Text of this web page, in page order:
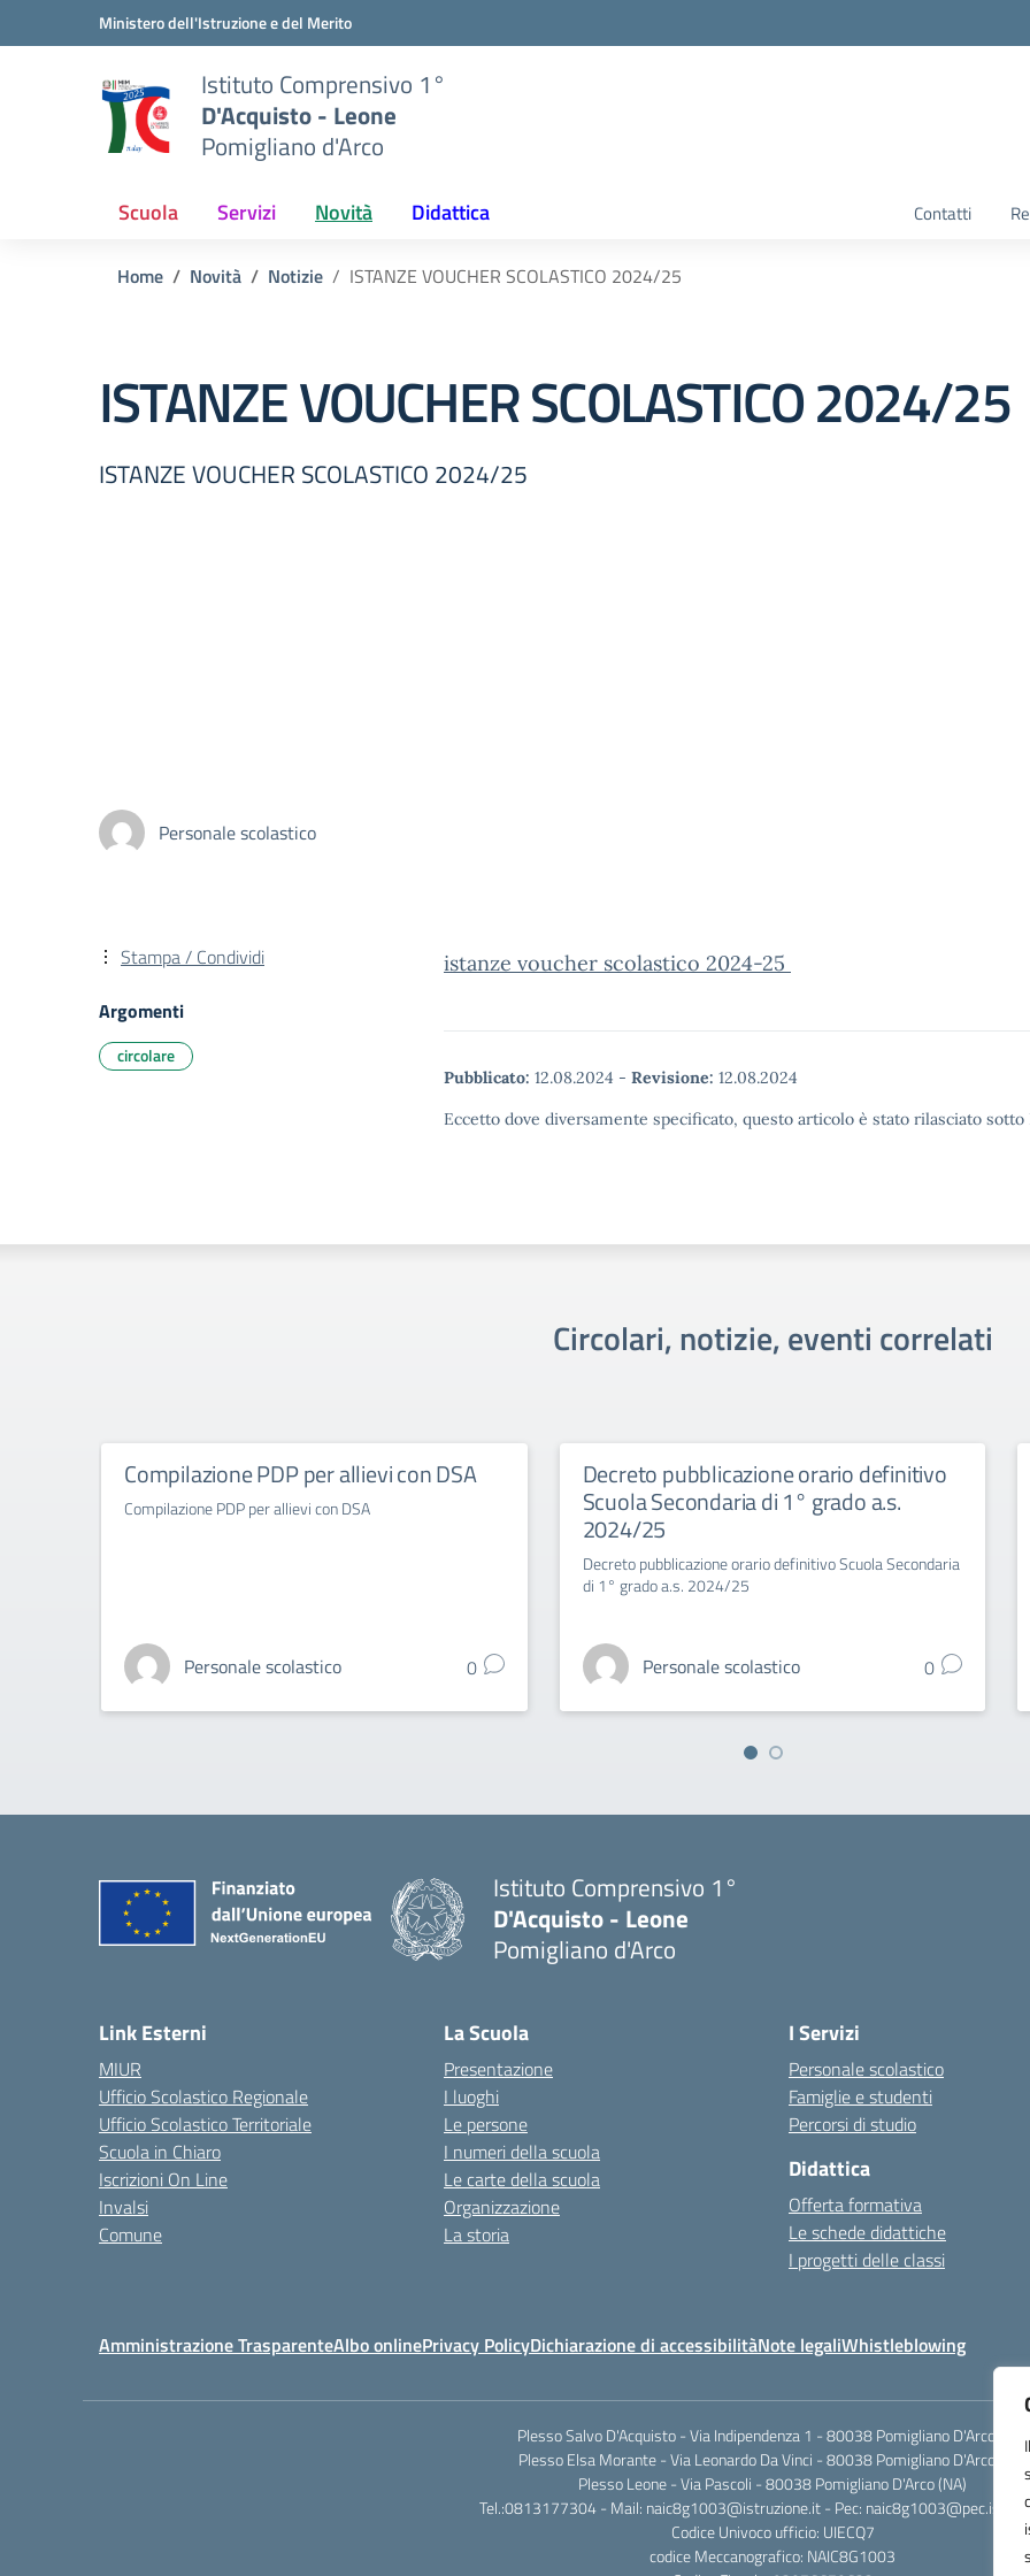
Vai ai contenuti
Vai al menu di navigazioneMinistero dell'Istruzione e del Merito
Istituto Comprensivo 1°
D'Acquisto - Leone
Pomigliano d'Arco
Scuola Servizi Novità Didattica Contatti
Home Novità Notizie ISTANZE VOUCHER SCOLASTICO 2024/25
ISTANZE VOUCHER SCOLASTICO 2024/25
ISTANZE VOUCHER SCOLASTICO 2024/25
Personale scolastico
istanze voucher scolastico 2024-25
Pubblicato: 12.08.2024 - Revisione: 12.08.2024
Eccetto dove diversamente specificato, questo articolo è stato rilasciato
Stampa / Condividi
Argomenti
circolare
Circolari, notizie, eventi correlati
Compilazione PDP per allievi con DSA
Compilazione PDP per allievi con DSA
Personale scolastico 0
Decreto pubblicazione orario definitivo
Scuola Secondaria di 1° grado a.s.
2024/25
Decreto pubblicazione orario definitivo Scuola Secondaria
di 1° grado a.s. 2024/25
Personale scolastico 0
Istituto Comprensivo 1°
D'Acquisto - Leone
Pomigliano d'Arco
Link Esterni
MIUR
Ufficio Scolastico Regionale
Ufficio Scolastico Territoriale
Scuola in Chiaro
Iscrizioni On Line
Invalsi
Comune
La Scuola
Presentazione
I luoghi
Le persone
I numeri della scuola
Le carte della scuola
Organizzazione
La storia
I Servizi
Personale scolastico
Famiglie e studenti
Percorsi di studio
Didattica
Offerta formativa
Le schede didattiche
I progetti delle classi
Amministrazione TrasparenteAlbo onlinePrivacy PolicyDichiarazione di accessibilitàNote legaliWhistleblowing
Plesso Salvo D'Acquisto - Via Indipendenza 1 - 80038 Pomigliano D'Arco (NA)
Plesso Elsa Morante - Via Leonardo Da Vinci - 80038 Pomigliano D'Arco (NA)
Plesso Leone - Via Pascoli - 80038 Pomigliano D'Arco (NA)
Tel.:0813177304 - Mail: naic8g1003@istruzione.it - Pec:
Codice Univoco ufficio: UIECQ7
codice Meccanografico: NAIC8G1003